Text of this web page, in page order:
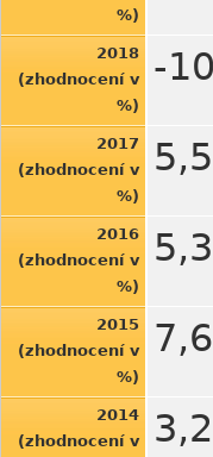
%)
2018
(zhodnocení v
%)
-
2017
(zhodnocení v
%)
2016
(zhodnocení v
%)
2015
(zhodnocení v
%)
2014
(zhodnocení v